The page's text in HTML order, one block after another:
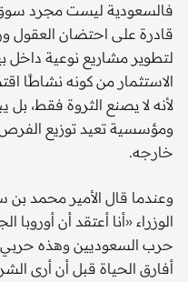
فالسعودية ليست مجرد
قادرة على احتضان العقول
لتطوير مشاريع نوعية داخل
الاستثمار من كونه نشاطًا
لأنه لا يصنع الثروة فقط،
ومؤسسية تعيد توزيع الفرص
خارجه.
وعندما قال الأمير محمد
الوزراء «أنا أعتقد أن
حرب السعوديين وهذه حربي
أفارق الحياة قبل أن أرى